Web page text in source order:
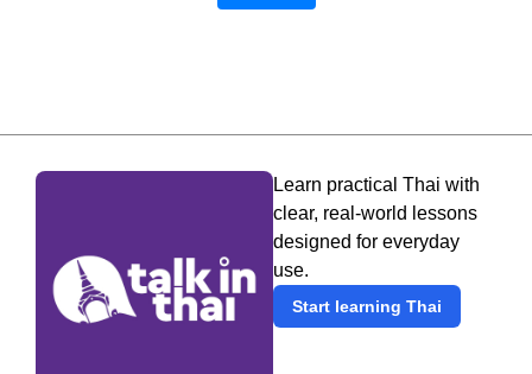
Learn practical Thai with
clear, real-world lessons
designed for everyday
use.
Start learning Thai